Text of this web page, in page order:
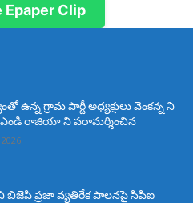
Epaper Clip
ఉన్న గ్రామ పార్టీ అధ్యక్షులు వెంకన్న ని
రాజియా ని పరామర్శించిన
బిజెపి ప్రజా వ్యతిరేక పాలనపై సిపిఐ